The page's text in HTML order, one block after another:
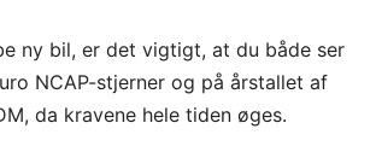
ny bil, er det vigtigt, at du både ser
NCAP-stjerner og på årstallet af
da kravene hele tiden øges.